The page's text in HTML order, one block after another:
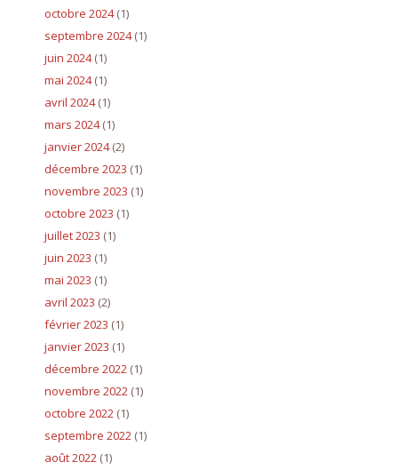
octobre 2024(1)
septembre 2024(1)
juin 2024(1)
mai 2024(1)
avril 2024(1)
mars 2024(1)
janvier 2024(2)
décembre 2023 (1)
novembre 2023 (1)
octobre 2023 (1)
juillet 2023 (1)
juin 2023 (1)
mai 2023 (1)
avril 2023 (2)
février 2023 (1)
janvier 2023 (1)
décembre 2022 (1)
novembre 2022 (1)
octobre 2022 (1)
septembre 2022 (1)
août 2022 (1)